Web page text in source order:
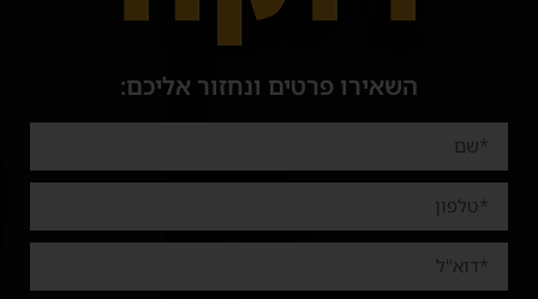
השאירו פרטים ונחזור אליכם: